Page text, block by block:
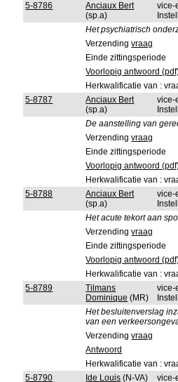
5-8786
Anciaux Bert
(sp.a)
vice-
Het psychiatrisch
Verzendingvraag
Einde zittingsperiode
Voorlopig antwoord
Herkwalificatie van :
5-8787
Anciaux Bert
(sp.a)
vice-
De aanstelling van
Verzendingvraag
Einde zittingsperiode
Voorlopig antwoord
Herkwalificatie van :
5-8788
Anciaux Bert
(sp.a)
vice-
Het acute tekort aan
Verzendingvraag
Einde zittingsperiode
Voorlopig antwoord
Herkwalificatie van :
5-8789
Tilmans
Dominique (MR)
vice-
Het besluitenverslag
van een
Verzendingvraag
Antwoord
Herkwalificatie van :
5-8790
Ide Louis (N-VA) vice-